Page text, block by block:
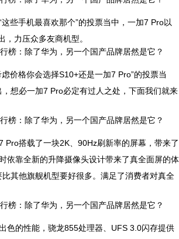
些手机最喜欢那个”的投票当中，一加7 Pro以
，力压众多友商机型。
价格你会选择S10+还是一加7 Pro”的投票当
想必一加7 Pro必定有过人之处，下面我们就来
Pro搭载了一块2K、90Hz刷新率的屏幕，带来了
依靠全新的升降摄像头设计带来了真全面屏的体
其他旗舰机型要好很多。满足了消费者对真全
色的性能，骁龙855处理器、UFS 3.0闪存提供